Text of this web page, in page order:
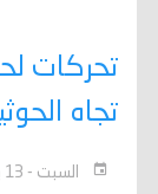
تحركات
تجاه
السبت - 13 يونيو 2026 - 11:13 ص بتوقيت عدن